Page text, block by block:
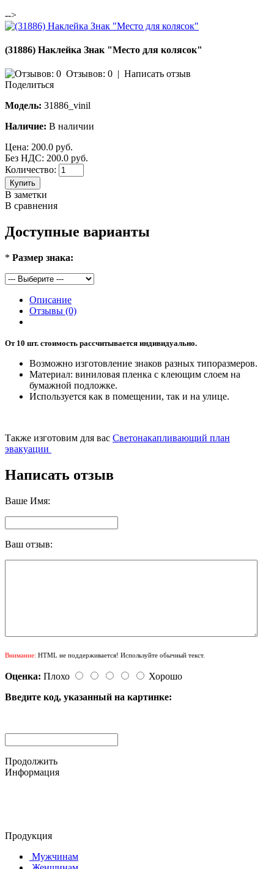
-->
(31886) Наклейка Знак "Место для колясок"
Отзывов: 0 | Написать отзыв
Поделиться
Модель: 31886_vinil
Наличие: В наличии
Цена: 200.0 руб.
Без НДС: 200.0 руб.
Количество:
Купить
В заметки
В сравнения
Доступные варианты
* Размер знака:
Описание
Отзывы (0)
От 10 шт. стоимость рассчитывается индивидуально.
Возможно изготовление знаков разных типоразмеров.
Материал: виниловая пленка с клеющим слоем на
бумажной подложке.
Используется как в помещении, так и на улице.
Также изготовим для вас Светонакапливающий план
эвакуации
Написать отзыв
Ваше Имя:
Ваш отзыв:
Внимание: HTML не поддерживается! Используйте обычный текст.
Оценка: Плохо
Хорошо
Введите код, указанный на картинке:
Продолжить
Информация
Продукция
Мужчинам